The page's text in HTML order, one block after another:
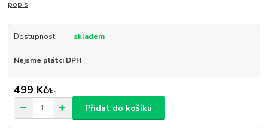
popis
Dostupnost skladem
Nejsme plátci DPH
499 Kč/ks
Přidat do košíku